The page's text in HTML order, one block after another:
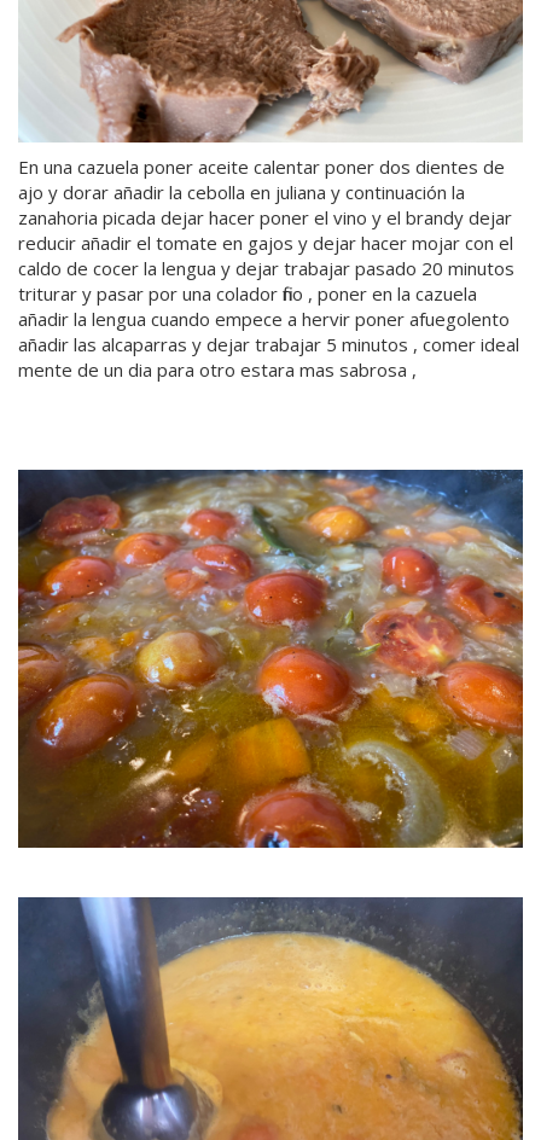
En una cazuela poner aceite calentar poner dos dientes de
ajo y dorar añadir la cebolla en juliana y continuación la
zanahoria picada dejar hacer poner el vino y el brandy dejar
reducir añadir el tomate en gajos y dejar hacer mojar con el
caldo de cocer la lengua y dejar trabajar pasado 20 minutos
triturar y pasar por una colador fino , poner en la cazuela
añadir la lengua cuando empece a hervir poner afuegolento
añadir las alcaparras y dejar trabajar 5 minutos , comer ideal
mente de un dia para otro estara mas sabrosa ,